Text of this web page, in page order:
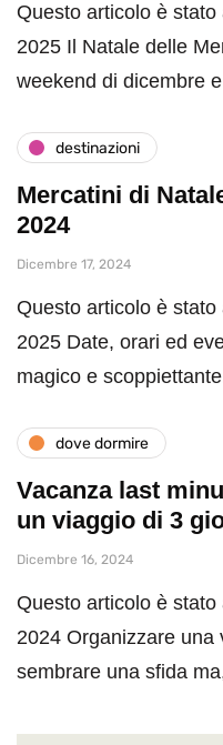
Questo articolo è
2025 Il Natale delle
weekend di dicembre
destinazioni
Mercatini di
2024
Dicembre 17, 2024
Questo articolo è
2025 Date, orari ed
magico e
dove dormire
Vacanza last
un viaggio di 3
Dicembre 16, 2024
Questo articolo è
2024 Organizzare
sembrare una sfida